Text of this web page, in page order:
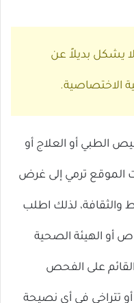
يشكل بديلاً عن
الاختصاصية.
الطبي أو العلاج أو
الموقع ترمي إلى غرض
والثقافة، لذلك اطلب
أو الهيئة الصحية
القائم على الفحص
تتراخى في أي نصيحة